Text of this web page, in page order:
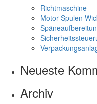
Richtmaschine
Motor-Spulen
Neueste
Archiv